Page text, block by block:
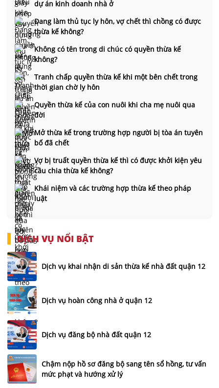
dự án kinh doanh nhà ở
Đang làm thủ tục ly hôn, vợ chết thì chồng có được
thừa kế không?
Không có tên trong di chúc có quyền thừa kế
không?
Tranh chấp quyền thừa kế khi một bên chết trong
thời gian chờ ly hôn
Quyền thừa kế của con nuôi khi cha mẹ nuôi qua
đời
Mở thừa kế trong trường hợp người bị tòa án tuyên
bố đã chết
Vợ bị truất quyền thừa kế thì có được khởi kiện yêu
cầu chia thừa kế không?
Khái niệm và các trường hợp thừa kế theo pháp
luật
DỊCH VỤ NỔI BẬT
Dịch vụ khai nhận di sản thừa kế nhà đất quận 12
Dịch vụ hoàn công nhà ở quận 12
Dịch vụ đăng bộ nhà đất quận 12
Chậm nộp hồ sơ đăng bộ sang tên sổ hồng, tư vấn
mức phạt và hướng xử lý